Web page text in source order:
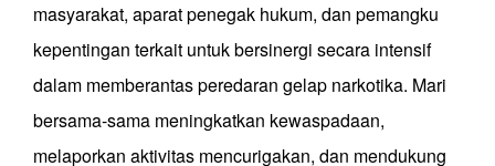
masyarakat, aparat penegak hukum, dan pemangku
kepentingan terkait untuk bersinergi secara intensif
dalam memberantas peredaran gelap narkotika. Mari
bersama-sama meningkatkan kewaspadaan,
melaporkan aktivitas mencurigakan, dan mendukung